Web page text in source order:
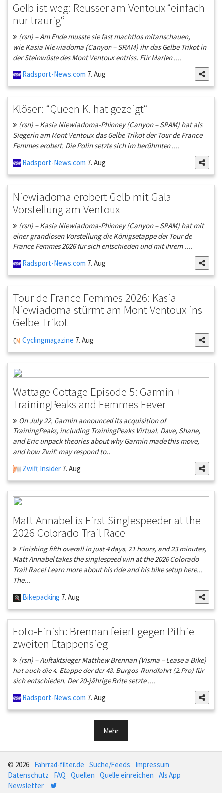
Gelb ist weg: Reusser am Ventoux “einfach
nur traurig“
(rsn) – Am Ende musste sie fast machtlos mitanschauen,
wie Kasia Niewiadoma (Canyon – SRAM) ihr das Gelbe Trikot in
der Steinwüste des Mont Ventoux entriss. Für Marlen ....
Radsport-News.com 7. Aug
Klöser: “Queen K. hat gezeigt“
(rsn) – Kasia Niewiadoma-Phinney (Canyon – SRAM) hat als
Siegerin am Mont Ventoux das Gelbe Trikot der Tour de France
Femmes erobert. Die Polin setzte sich im berühmten ....
Radsport-News.com 7. Aug
Niewiadoma erobert Gelb mit Gala-
Vorstellung am Ventoux
(rsn) – Kasia Niewiadoma-Phinney (Canyon – SRAM) hat mit
einer grandiosen Vorstellung die Königsetappe der Tour de
France Femmes 2026 für sich entschieden und mit ihrem ....
Radsport-News.com 7. Aug
Tour de France Femmes 2026: Kasia
Niewiadoma stürmt am Mont Ventoux ins
Gelbe Trikot
Cyclingmagazine 7. Aug
Wattage Cottage Episode 5: Garmin +
TrainingPeaks and Femmes Fever
On July 22, Garmin announced its acquisition of
TrainingPeaks, including TrainingPeaks Virtual. Dave, Shane,
and Eric unpack theories about why Garmin made this move,
and how Zwift may respond to...
Zwift Insider 7. Aug
Matt Annabel is First Singlespeeder at the
2026 Colorado Trail Race
Finishing fifth overall in just 4 days, 21 hours, and 23 minutes,
Matt Annabel takes the singlespeed win at the 2026 Colorado
Trail Race! Learn more about his ride and his bike setup here...
The...
Bikepacking 7. Aug
Foto-Finish: Brennan feiert gegen Pithie
zweiten Etappensieg
(rsn) – Auftaktsieger Matthew Brennan (Visma – Lease a Bike)
hat auch die 4. Etappe der der 48. Burgos-Rundfahrt (2.Pro) für
sich entschieden. Der 20-jährige Brite setzte ....
Radsport-News.com 7. Aug
Mehr
© 2026 Fahrrad-filter.de Suche/Feeds
Impressum
Datenschutz
FAQ Quellen Quelle einreichen Als App
Newsletter